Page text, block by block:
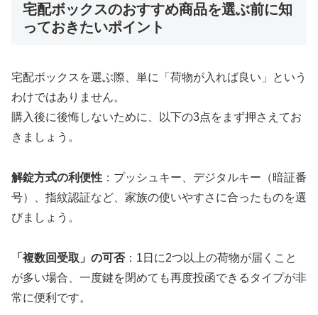
宅配ボックスのおすすめ商品を選ぶ前に知
っておきたいポイント
宅配ボックスを選ぶ際、単に「荷物が入れば良い」という
わけではありません。
購入後に後悔しないために、以下の3点をまず押さえてお
きましょう。
解錠方式の利便性 ：プッシュキー、デジタルキー（暗証番
号）、指紋認証など、家族の使いやすさに合ったものを選
びましょう。
「複数回受取」の可否：1日に2つ以上の荷物が届くこと
が多い場合、一度鍵を閉めても再度投函できるタイプが非
常に便利です。